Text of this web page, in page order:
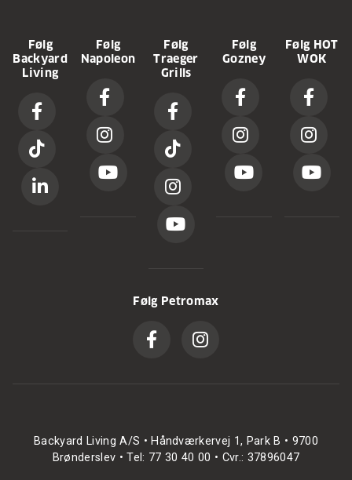
Følg
Backyard
Living
Følg
Napoleon
Følg
Traeger
Grills
Følg
Gozney
Følg HOT
WOK
Følg Petromax
Backyard Living A/S • Håndværkervej 1, Park B • 9700
Brønderslev • Tel: 77 30 40 00 • Cvr.: 37896047